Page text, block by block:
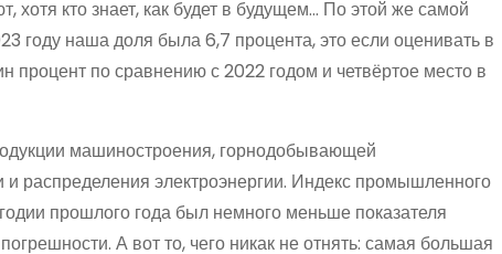
кто знает, как будет в будущем… По этой же самой
году наша доля была 6,7 процента, это если оценивать в
процент по сравнению с 2022 годом и четвёртое место в
машиностроения, горнодобывающей
распределения электроэнергии. Индекс промышленного
прошлого года был немного меньше показателя
А вот то, чего никак не отнять: самая большая